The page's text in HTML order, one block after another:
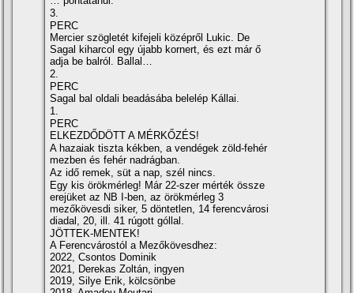
3.
PERC
Mercier szögletét kifejeli középről Lukic. De
Sagal kiharcol egy újabb kornert, és ezt már ő
adja be balról. Ballal…
2.
PERC
Sagal bal oldali beadásába belelép Kállai.
1.
PERC
ELKEZDŐDÖTT A MÉRKŐZÉS!
A hazaiak tiszta kékben, a vendégek zöld-fehér
mezben és fehér nadrágban.
Az idő remek, süt a nap, szél nincs.
Egy kis örökmérleg! Már 22-szer mérték össze
erejüket az NB I-ben, az örökmérleg 3
mezőkövesdi siker, 5 döntetlen, 14 ferencvárosi
diadal, 20, ill. 41 rúgott góllal.
JÖTTEK-MENTEK!
A Ferencvárostól a Mezőkövesdhez:
2022, Csontos Dominik
2021, Derekas Zoltán, ingyen
2019, Silye Erik, kölcsönbe